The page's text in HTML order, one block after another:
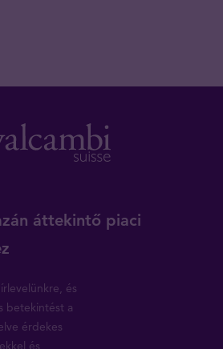
áttekintő piaci
és
betekintést a
érdekes
és